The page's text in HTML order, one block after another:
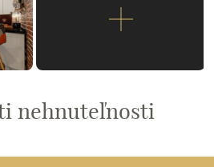
nehnuteľnosti